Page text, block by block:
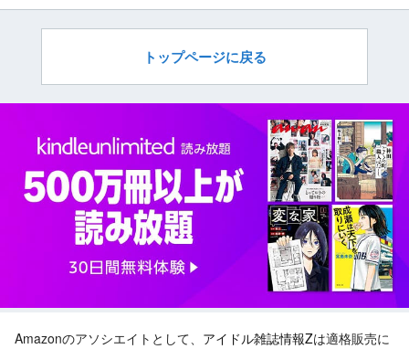
トップページに戻る
Amazonのアソシエイトとして、 アイドル雑誌情報Zは適格販売に